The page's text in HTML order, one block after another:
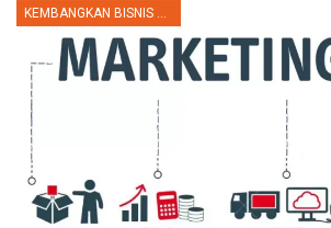
KEMBANGKAN BISNIS KULINER